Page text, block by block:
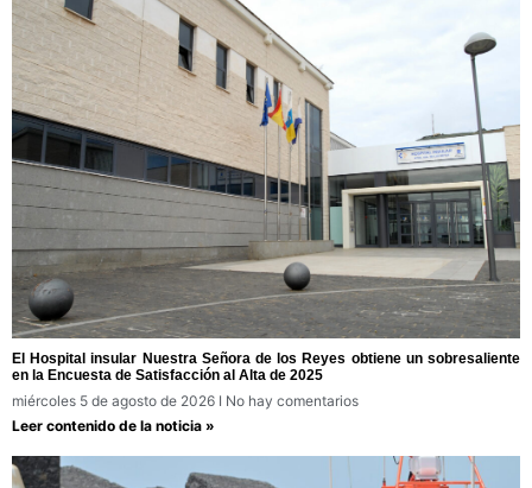
El Hospital insular Nuestra Señora de los Reyes obtiene un sobresaliente
en la Encuesta de Satisfacción al Alta de 2025
miércoles 5 de agosto de 2026
No hay comentarios
Leer contenido de la noticia »